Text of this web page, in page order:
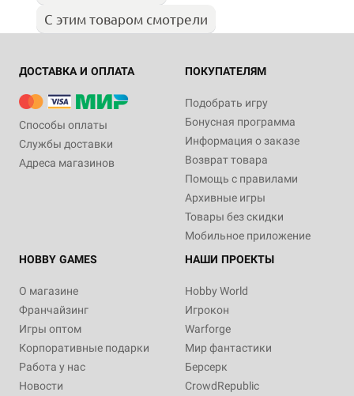
С этим товаром смотрели
ДОСТАВКА И ОПЛАТА
Способы оплаты
Службы доставки
Адреса магазинов
ПОКУПАТЕЛЯМ
Подобрать игру
Бонусная программа
Информация о заказе
Возврат товара
Помощь с правилами
Архивные игры
Товары без скидки
Мобильное приложение
HOBBY GAMES
О магазине
Франчайзинг
Игры оптом
Корпоративные подарки
Работа у нас
Новости
НАШИ ПРОЕКТЫ
Hobby World
Игрокон
Warforge
Мир фантастики
Берсерк
CrowdRepublic